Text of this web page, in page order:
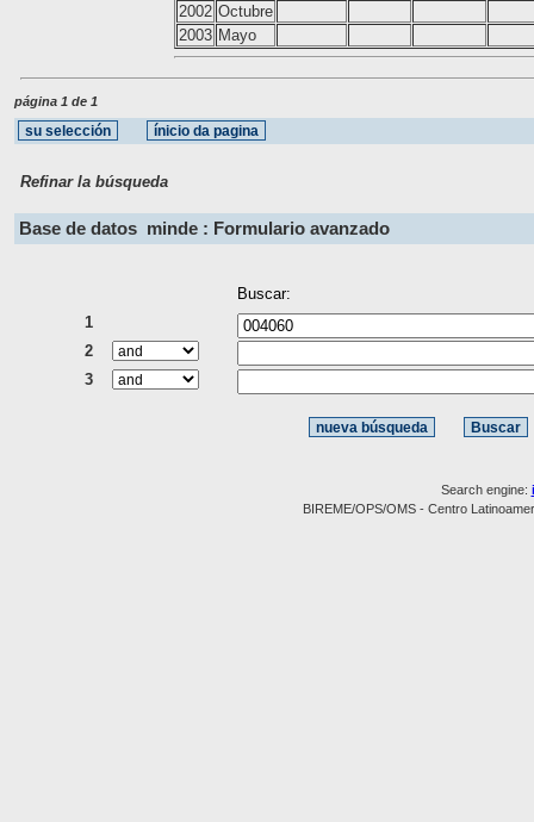
2002 Octubre
2003 Mayo
página 1 de 1
Refinar la búsqueda
Base de datos minde : Formulario avanzado
Buscar:
1
2
3
Search engine:
BIREME/OPS/OMS - Centro